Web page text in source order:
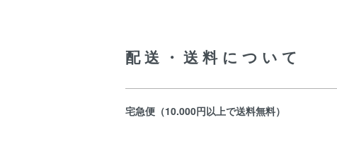
配送・送料について
宅急便（10.000円以上で送料無料）